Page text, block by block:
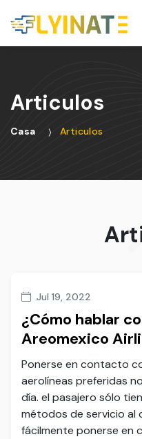
Articulos
Casa Articulos
Jul 19, 2022
¿Cómo hablar
Areomexico
Ponerse en contacto
aerolíneas preferidas
día. el pasajero sólo
métodos de servicio al
fácilmente ponerse en